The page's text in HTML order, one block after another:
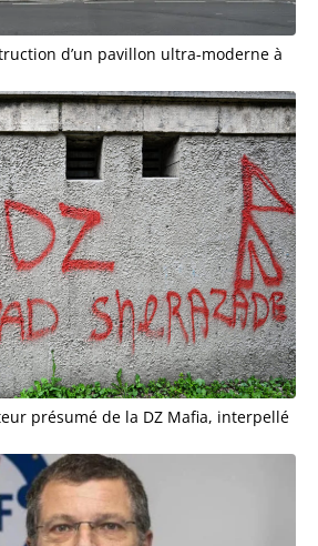
d’un pavillon ultra-moderne à
présumé de la DZ Mafia, interpellé